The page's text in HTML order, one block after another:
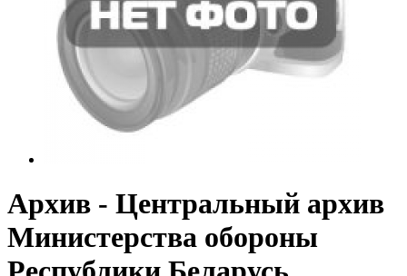
Архив - Центральный архив
Министерства обороны